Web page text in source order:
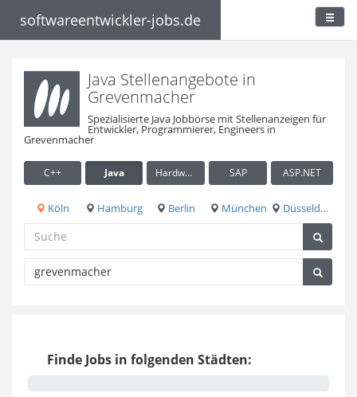
softwareentwickler-jobs.de
Java Stellenangebote in
Grevenmacher
Spezialisierte Java Jobbörse mit Stellenanzeigen für
Entwickler, Programmierer, Engineers in
Grevenmacher
C++ Java Hardware / Embedded SAP ASP.NET
Köln Hamburg Berlin München Düsseldorf
Finde Jobs in folgenden Städten: